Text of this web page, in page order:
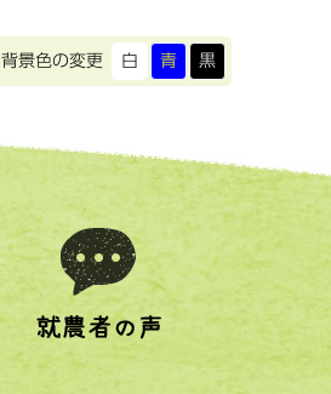
背景色の変更 白 青 黒